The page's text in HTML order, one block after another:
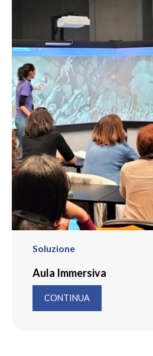
Soluzione
Aula Immersiva
CONTINUA